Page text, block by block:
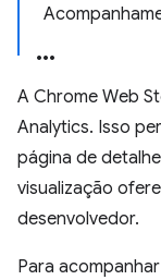
A Chrome Web
Analytics. Isso
página de
visualização
desenvolvedor.
Para